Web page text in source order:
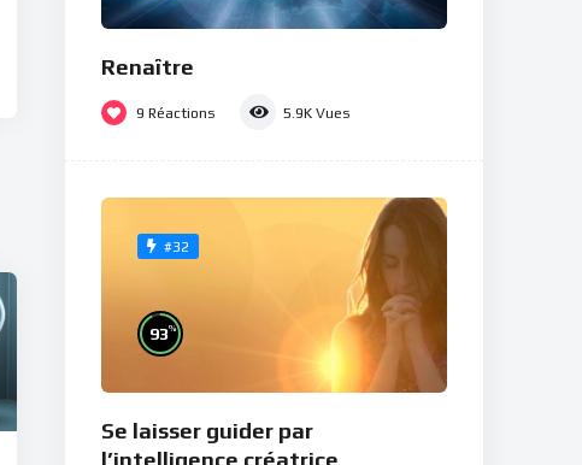
Renaître
9 Réactions 5.9K Vues
#32
93%
Se laisser guider par
l’intelligence créatrice